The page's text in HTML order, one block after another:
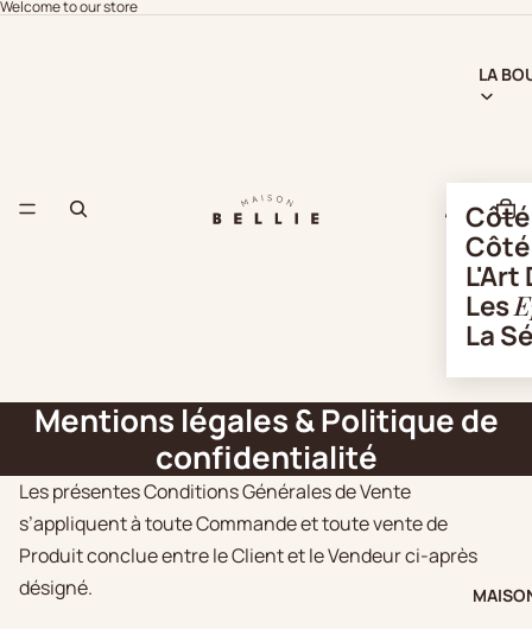
Welcome to our store
LA
L'Art
Les
La
Mentions légales & Politique de
confidentialité
Les présentes Conditions Générales de Vente
s’appliquent à toute Commande et toute vente de
Produit conclue entre le Client et le Vendeur ci-après
désigné.